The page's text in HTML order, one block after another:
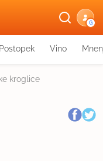
G
Postopek Vino
kroglice